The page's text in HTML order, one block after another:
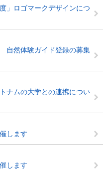
」ロゴマークデザインにつ
自然体験ガイド登録の募集
ナムの大学との連携につい
します
します